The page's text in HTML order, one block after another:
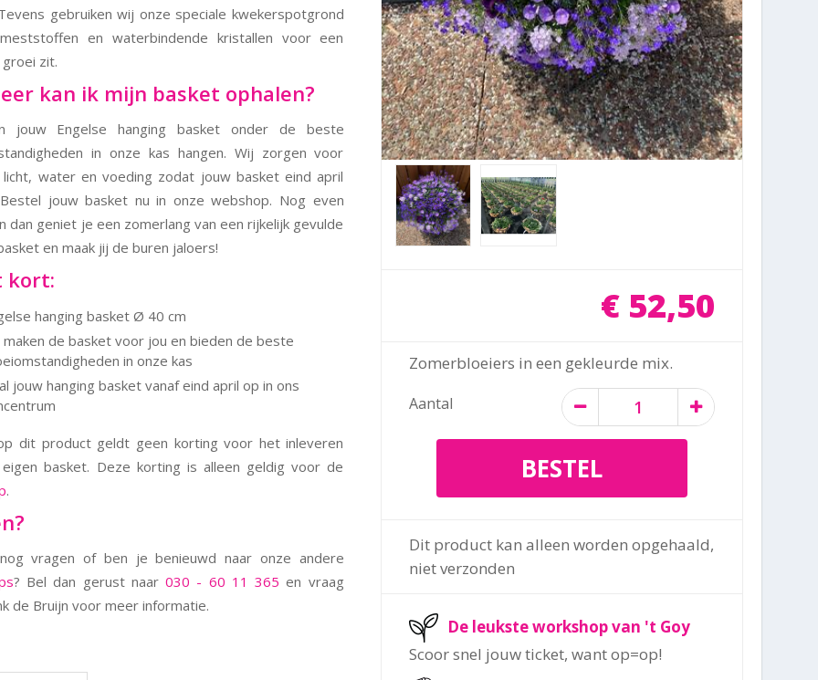
€ 52,50
Zomerbloeiers in een gekleurde mix.
Aantal
Dit product kan alleen worden opgehaald,
niet verzonden
De leukste workshop van 't Goy
Scoor snel jouw ticket, want op=op!
gebruiken wij onze speciale kwekerspotgrond
en waterbindende kristallen voor een
zit.
kan ik mijn basket ophalen?
jouw Engelse hanging basket onder de beste
in onze kas hangen. Wij zorgen voor
licht, water en voeding zodat jouw basket eind april
jouw basket nu in onze webshop. Nog even
dan geniet je een zomerlang van een rijkelijk gevulde
en maak jij de buren jaloers!
kort:
hanging basket Ø 40 cm
maken de basket voor jou en bieden de beste
in onze kas
jouw hanging basket vanaf eind april op in ons
dit product geldt geen korting voor het inleveren
basket. Deze korting is alleen geldig voor de
.
vragen of ben je benieuwd naar onze andere
? Bel dan gerust naar030 - 60 11 365 en vraag
de Bruijn voor meer informatie.